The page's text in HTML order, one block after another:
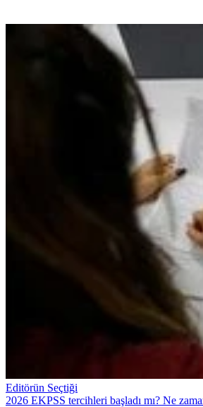
Editörün Seçtiği
2026 EKPSS tercihleri başladı mı? Ne